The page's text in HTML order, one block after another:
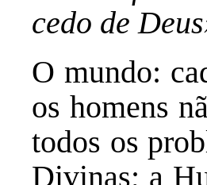
cedo de
O mundo:
os homens
todos os
Divinas; a